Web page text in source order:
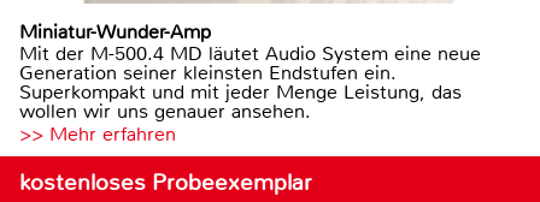
Miniatur-Wunder-Amp
Mit der M-500.4 MD läutet Audio System eine neue
Generation seiner kleinsten Endstufen ein.
Superkompakt und mit jeder Menge Leistung, das
wollen wir uns genauer ansehen.
>> Mehr erfahren
kostenloses Probeexemplar